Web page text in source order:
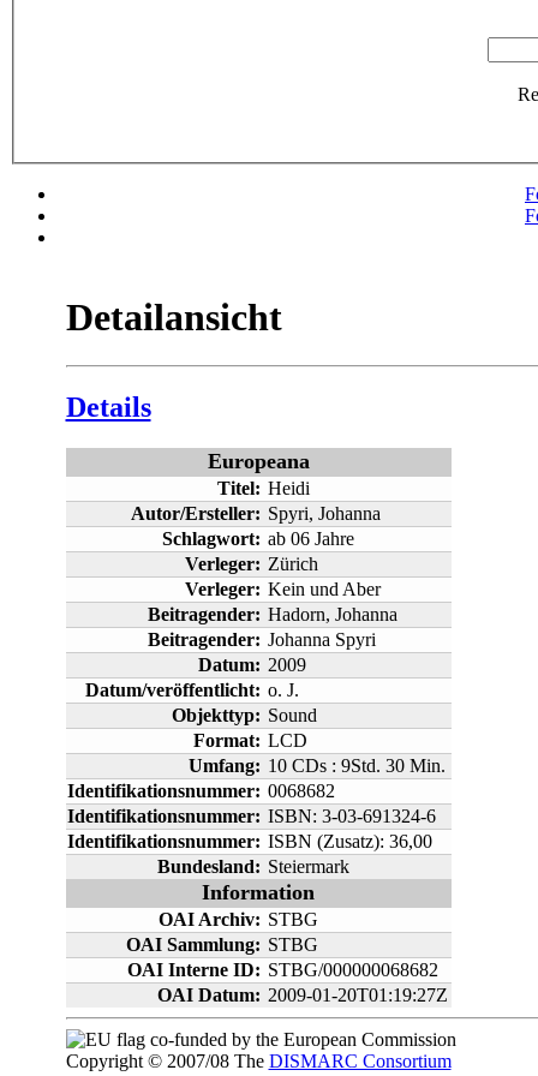
Detailansicht
Details
Europeana
Titel: Heidi
Autor/Ersteller: Spyri, Johanna
Schlagwort: ab 06 Jahre
Verleger: Zürich
Verleger: Kein und Aber
Beitragender: Hadorn, Johanna
Beitragender: Johanna Spyri
Datum: 2009
Datum/veröffentlicht: o. J.
Objekttyp: Sound
Format: LCD
Umfang: 10 CDs : 9Std. 30 Min.
Identifikationsnummer: 0068682
Identifikationsnummer: ISBN: 3-03-691324-6
Identifikationsnummer: ISBN (Zusatz): 36,00
Bundesland: Steiermark
Information
OAI Archiv: STBG
OAI Sammlung: STBG
OAI Interne ID: STBG/000000068682
OAI Datum: 2009-01-20T01:19:27Z
co-funded by the European Commission
Copyright © 2007/08 The DISMARC Consortium